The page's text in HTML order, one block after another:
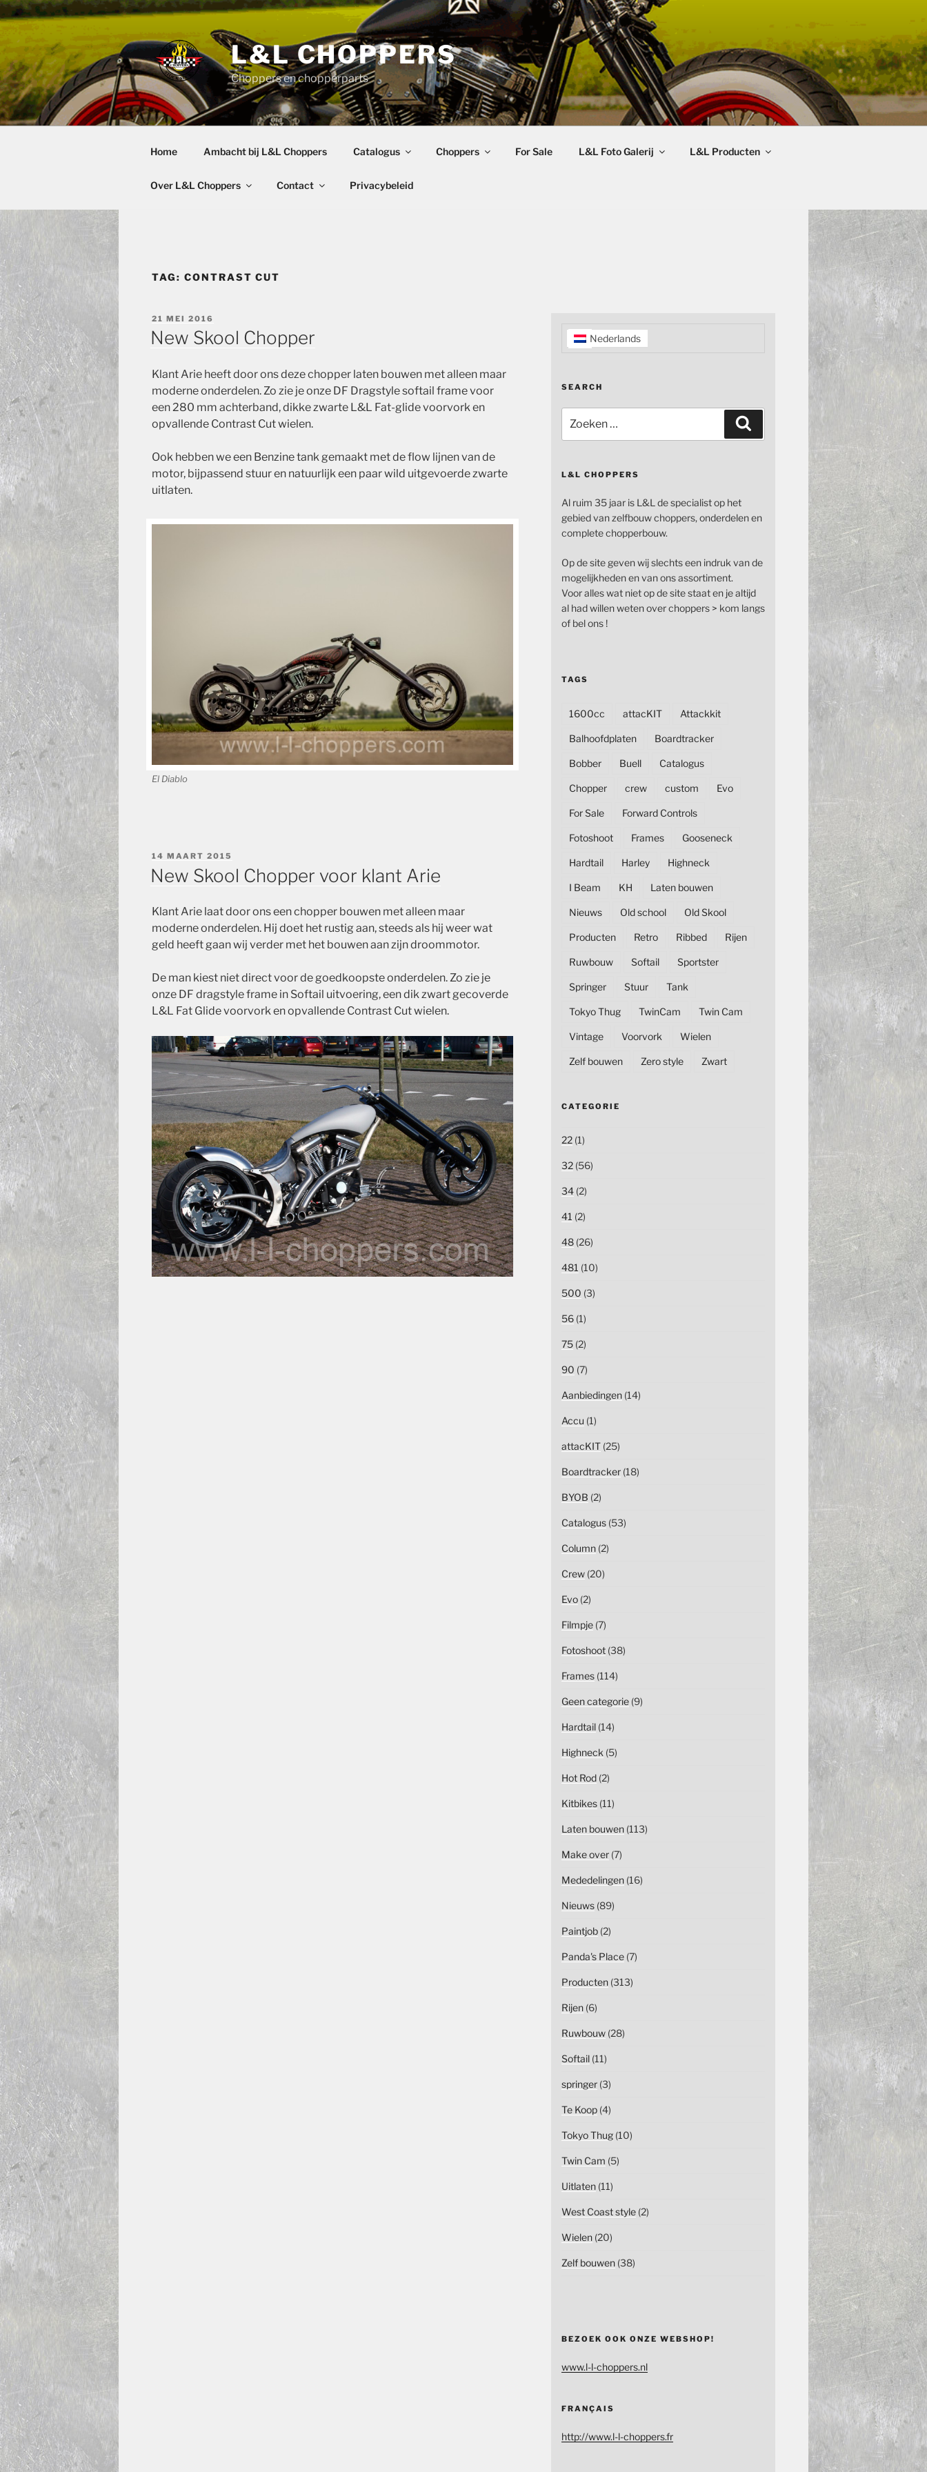
Ga
naar
inhoud
L&L CHOPPERS
Choppers en chopperparts
Home Ambacht bij L&L Choppers Catalogus Choppers For Sale L&L Foto Galerij L&L Producten
Over L&L Choppers Contact Privacybeleid
TAG: CONTRAST CUT
GEPLAATST
OP
21 MEI 2016
New Skool Chopper
Klant Arie heeft door ons deze chopper laten bouwen met alleen maar
moderne onderdelen. Zo zie je onze DF Dragstyle softail frame voor
een 280 mm achterband, dikke zwarte L&L Fat-glide voorvork en
opvallende Contrast Cut wielen.
Ook hebben we een Benzine tank gemaakt met de flow lijnen van de
motor, bijpassend stuur en natuurlijk een paar wild uitgevoerde zwarte
uitlaten.
El Diablo
GEPLAATST
14 MAART 2015
New Skool Chopper voor klant Arie
Klant Arie laat door ons een chopper bouwen met alleen maar
moderne onderdelen. Hij doet het rustig aan, steeds als hij weer wat
geld heeft gaan wij verder met het bouwen aan zijn droommotor.
De man kiest niet direct voor de goedkoopste onderdelen. Zo zie je
onze DF dragstyle frame in Softail uitvoering, een dik zwart gecoverde
L&L Fat Glide voorvork en opvallende Contrast Cut wielen.
Nederlands
SEARCH
naar:
L&L CHOPPERS
Al ruim 35 jaar is L&L de specialist op het
gebied van zelfbouw choppers, onderdelen en
complete chopperbouw.
Op de site geven wij slechts een indruk van de
mogelijkheden en van ons assortiment.
Voor alles wat niet op de site staat en je altijd
al had willen weten over choppers > kom langs
of bel ons !
TAGS
1600cc attacKIT Attackkit
Balhoofdplaten Boardtracker
Bobber Buell Catalogus
Chopper crew custom Evo
For Sale Forward Controls
Fotoshoot Frames Gooseneck
Hardtail Harley Highneck
I Beam KH Laten bouwen
Nieuws Old school Old Skool
Producten Retro Ribbed Rijen
Ruwbouw Softail Sportster
Springer Stuur Tank
Tokyo Thug TwinCam Twin Cam
Vintage Voorvork Wielen
Zelf bouwen Zero style Zwart
CATEGORIE
22(1)
32(56)
34(2)
41 (2)
48(26)
481 (10)
500 (3)
56(1)
75(2)
90 (7)
Aanbiedingen(14)
Accu (1)
attacKIT(25)
Boardtracker(18)
BYOB (2)
Catalogus(53)
Column(2)
Crew(20)
Evo(2)
Filmpje(7)
Fotoshoot(38)
Frames(114)
Geen categorie(9)
Hardtail(14)
Highneck (5)
Hot Rod(2)
Kitbikes(11)
Laten bouwen(113)
Make over(7)
Mededelingen(16)
Nieuws(89)
Paintjob(2)
Panda's Place(7)
Producten(313)
Rijen(6)
Ruwbouw(28)
Softail(11)
springer(3)
Te Koop(4)
Tokyo Thug(10)
Twin Cam (5)
Uitlaten(11)
West Coast style(2)
Wielen(20)
Zelf bouwen(38)
BEZOEK OOK ONZE WEBSHOP!
www.l-l-choppers.nl
FRANÇAIS
http://www.l-l-choppers.fr